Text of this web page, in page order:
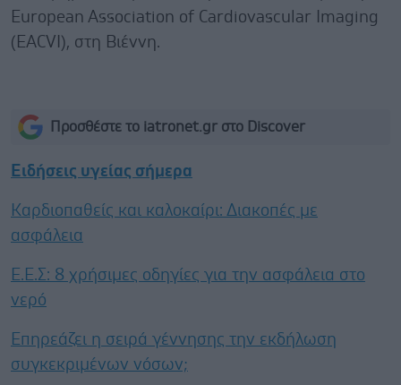
European Association of Cardiovascular Imaging
(EACVI), στη Βιέννη.
Προσθέστε το iatronet.gr στο Discover
Ειδήσεις υγείας σήμερα
Καρδιοπαθείς και καλοκαίρι: Διακοπές με
ασφάλεια
Ε.E.Σ: 8 χρήσιμες οδηγίες για την ασφάλεια στο
νερό
Επηρεάζει η σειρά γέννησης την εκδήλωση
συγκεκριμένων νόσων;